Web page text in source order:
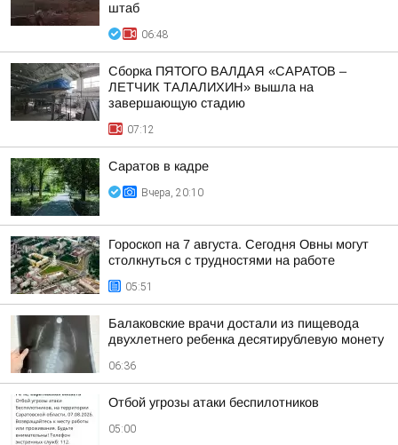
штаб
06:48
Сборка ПЯТОГО ВАЛДАЯ «САРАТОВ –
ЛЕТЧИК ТАЛАЛИХИН» вышла на
завершающую стадию
07:12
Саратов в кадре
Вчера, 20:10
Гороскоп на 7 августа. Сегодня Овны могут
столкнуться с трудностями на работе
05:51
Балаковские врачи достали из пищевода
двухлетнего ребенка десятирублевую монету
06:36
Отбой угрозы атаки беспилотников
05:00